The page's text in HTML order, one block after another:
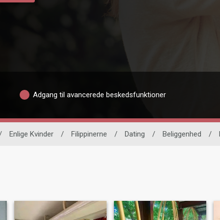
Adgang til avancerede beskedsfunktioner
Enlige Kvinder / Filippinerne / Dating / Beliggenhed /